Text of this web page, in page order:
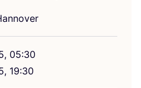
, 05:30
, 19:30